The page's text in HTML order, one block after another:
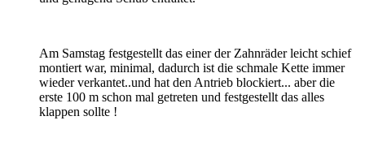
Am Samstag festgestellt das einer der Zahnräder leicht schief
montiert war, minimal, dadurch ist die schmale Kette immer
wieder verkantet..und hat den Antrieb blockiert... aber die
erste 100 m schon mal getreten und festgestellt das alles
klappen sollte !